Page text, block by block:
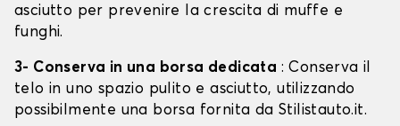
asciutto per prevenire la crescita di muffe e
funghi.
3- Conserva in una borsa dedicata : Conserva il
telo in uno spazio pulito e asciutto, utilizzando
possibilmente una borsa fornita da Stilistauto.it.